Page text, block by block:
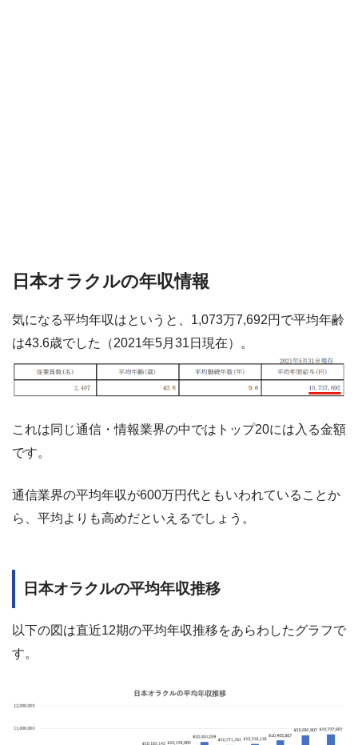
日本オラクルの年収情報
気になる平均年収はというと、1,073万7,692円で平均年齢
は43.6歳でした（2021年5月31日現在）。
これは同じ通信・情報業界の中ではトップ20には入る金額
です。
通信業界の平均年収が600万円代ともいわれていることか
ら、平均よりも高めだといえるでしょう。
日本オラクルの平均年収推移
以下の図は直近12期の平均年収推移をあらわしたグラフで
す。